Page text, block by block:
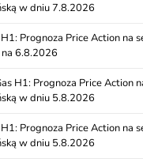
w dniu 7.8.2026
Prognoza Price Action na
6.8.2026
H1: Prognoza Price Action
w dniu 5.8.2026
Prognoza Price Action na
w dniu 5.8.2026